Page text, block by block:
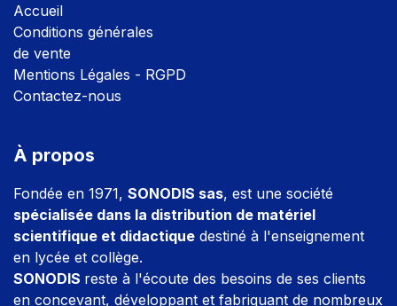
Accueil
Conditions générales
de vente
Mentions Légales - RGPD
Contactez-nous
À propos
Fondée en 1971, SONODIS sas, est une société
spécialisée dans la distribution de matériel
scientifique et didactique destiné à l'enseignement
en lycée et collège.
SONODIS reste à l'écoute des besoins de ses clients
en concevant, développant et fabriquant de nombreux